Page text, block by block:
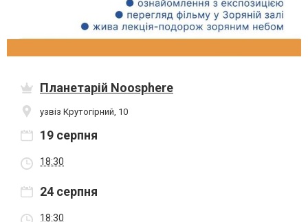
Планетарій Noosphere
узвіз Крутогірний, 10
19 серпня
18:30
24 серпня
18:30